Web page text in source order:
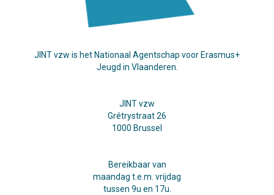
JINT vzw is het Nationaal Agentschap voor Erasmus+
Jeugd in Vlaanderen.
JINT vzw
Grétrystraat 26
1000 Brussel
Bereikbaar van
maandag t.e.m. vrijdag
tussen 9u en 17u.